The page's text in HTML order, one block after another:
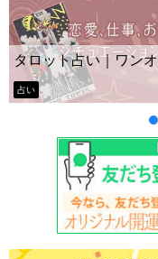
Yes No占
ー？
タロット占い